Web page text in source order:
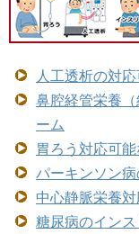
人工透析の対
鼻腔経管栄養
ーム
胃ろう対応可
パーキンソン
中心静脈栄養
糖尿病のイン